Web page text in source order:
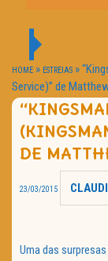
HOME
NOTA
HOME » ESTREIAS »
Service)” de
DE
23/03/2015
Uma das